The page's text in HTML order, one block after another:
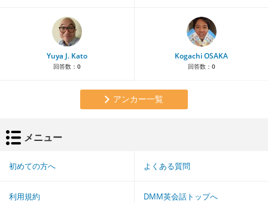
Yuya J. Kato
回答数： 0
Kogachi OSAKA
回答数： 0
アンカー一覧
メニュー
初めての方へ よくある質問
利用規約 DMM英会話トップへ